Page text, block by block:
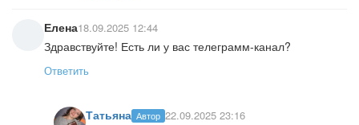
Елена18.09.2025 12:44
Здравствуйте! Есть ли у вас телеграмм-канал?
Ответить
Татьяна Автор 22.09.2025 23:16